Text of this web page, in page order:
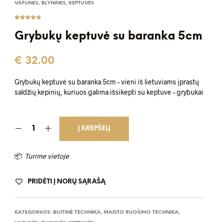
VAFLINĖS, BLYNINĖS, KEPTUVĖS
iš
5 (viso
įvertinimų:
Grybukų keptuvė su baranka 5cm
€ 32.00
Grybukų keptuvė su baranka 5cm – vieni iš lietuviams įprastų
saldžių kepinių, kuriuos galima išsikepti su keptuve – grybukai
Į KREPŠELĮ
📦 Turime vietoje
PRIDĖTI Į NORŲ SĄRAŠĄ
KATEGORIJOS: BUITINĖ TECHNIKA, MAISTO RUOŠIMO TECHNIKA,